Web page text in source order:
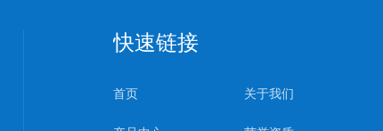
快速链接
首页 关于我们